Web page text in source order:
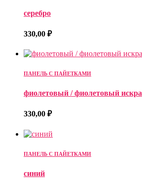
серебро
330,00 ₽
ПАНЕЛЬ С ПАЙЕТКАМИ
фиолетовый / фиолетовый искра
330,00 ₽
ПАНЕЛЬ С ПАЙЕТКАМИ
синий